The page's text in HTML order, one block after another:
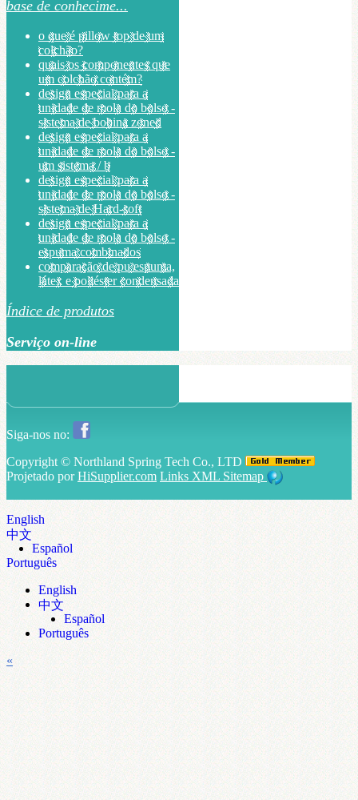
base de conhecime...
o que é pillow top de um
colchão?
quais os componentes que
um colchão contém?
design especial para a
unidade de mola do bolso -
sistema de bobina zoned
design especial para a
unidade de mola do bolso -
um sistema / b
design especial para a
unidade de mola do bolso -
sistema de Hard-soft
design especial para a
unidade de mola do bolso -
espuma combinados
comparação de pu espuma,
látex e poliéster condensada
Índice de produtos
Serviço on-line
Siga-nos no:
Copyright © Northland Spring Tech Co., LTD
Projetado porHiSupplier.com Links XML Sitemap
English
中文
Español
Português
English
中文
Español
Português
«